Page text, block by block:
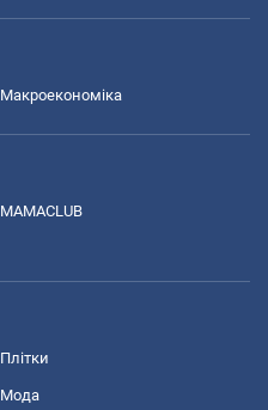
Макроекономіка
MAMACLUB
Плітки
Мода